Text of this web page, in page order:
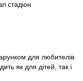
стадіон
для любителів
як для дітей, так і